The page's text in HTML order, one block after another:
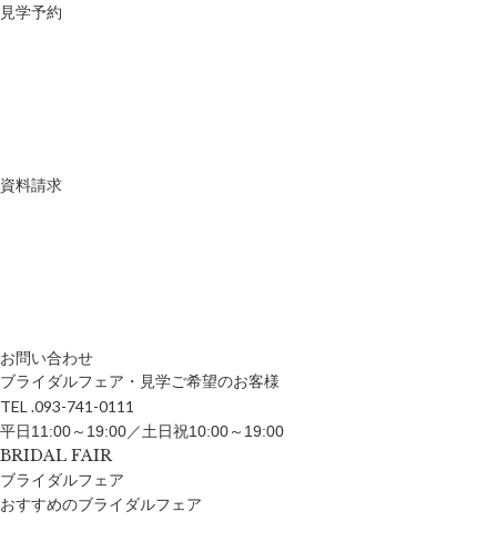
見学予約
資料請求
お問い合わせ
ブライダルフェア・見学ご希望のお客様
TEL .093-741-0111
平日11:00～19:00／土日祝10:00～19:00
BRIDAL FAIR
ブライダルフェア
おすすめのブライダルフェア